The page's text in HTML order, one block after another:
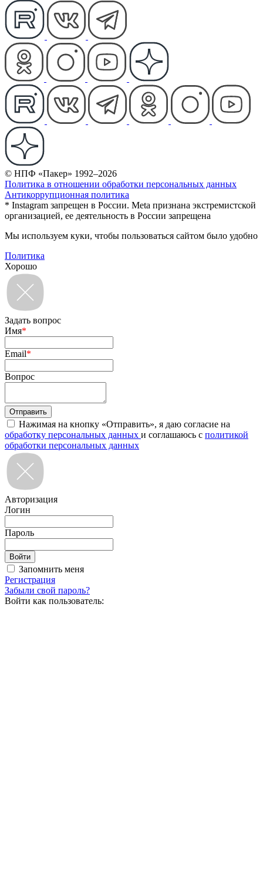
© НПФ «Пакер» 1992–2026
Политика в отношении обработки персональных данных
Антикоррупционная политика
* Instagram запрещен в России. Meta признана экстремистской
организацией, ее деятельность в России запрещена
Мы используем куки, чтобы пользоваться сайтом было удобно
Политика
Хорошо
Задать вопрос
Имя*
Email*
Вопрос
Нажимая на кнопку «Отправить», я даю согласие на
обработку персональных данных и соглашаюсь с политикой
обработки персональных данных
Авторизация
Логин
Пароль
Запомнить меня
Регистрация
Забыли свой пароль?
Войти как пользователь: